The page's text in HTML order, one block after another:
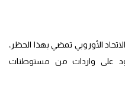
الأوروبي تمضي بهذا الحظر،
على واردات من مستوطنات